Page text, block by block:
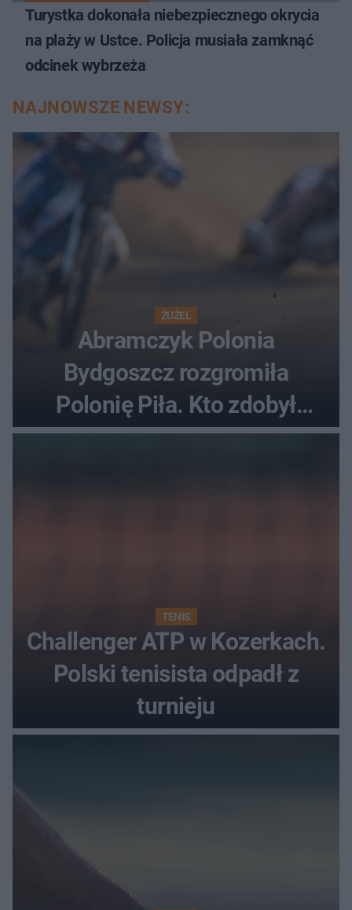
Turystka dokonała niebezpiecznego okrycia
na plaży w Ustce. Policja musiała zamknąć
odcinek wybrzeża
NAJNOWSZE NEWSY:
ŻUŻEL
Abramczyk Polonia
Bydgoszcz rozgromiła
Polonię Piła. Kto zdobył
najwięcej punktów?
TENIS
Challenger ATP w Kozerkach.
Polski tenisista odpadł z
turnieju